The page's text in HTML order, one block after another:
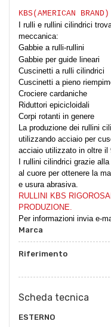
KBS(AMERICAN BRAND)
I rulli e rullini cilindrici
meccanica:
Gabbie a rulli-rullini
Gabbie per guide lineari
Cuscinetti a rulli cilindrici
Cuscinetti a pieno
Crociere cardaniche
Riduttori epicicloidali
Corpi rotanti in genere
La produzione dei rullini
utilizzando acciaio per
acciaio utilizzato in oltre il
I rullini cilindrici grazie
al cuore per ottenere la
e usura abrasiva.
RULLINI KBS
PRODUZIONE.
Per informazioni invia e-
Marca
Riferimento
Scheda tecnica
ESTERNO